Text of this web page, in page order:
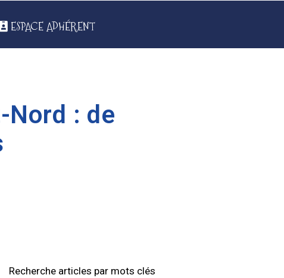
ESPACE ADHÉRENT
Nord : de
Recherche articles par mots clés